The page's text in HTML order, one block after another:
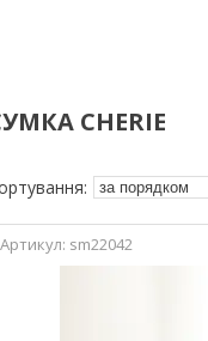
CHERIE
sm22042